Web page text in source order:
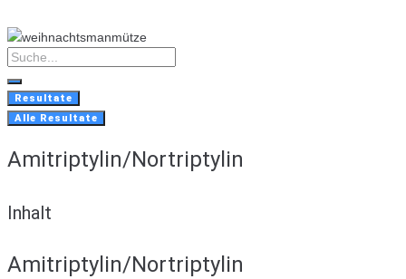
to
content
Search
...
Resultate
Alle Resultate
Amitriptylin/Nortriptylin
Inhalt
Amitriptylin/Nortriptylin